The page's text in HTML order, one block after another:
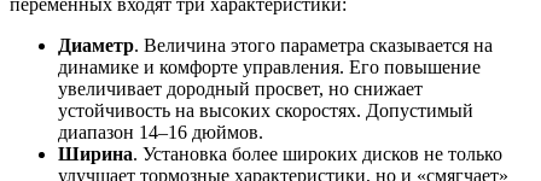
Диаметр. Величина этого параметра сказывается на
динамике и комфорте управления. Его повышение
увеличивает дородный просвет, но снижает
устойчивость на высоких скоростях. Допустимый
диапазон 14–16 дюймов.
Ширина. Установка более широких дисков не только
улучшает тормозные характеристики, но и «смягчает»